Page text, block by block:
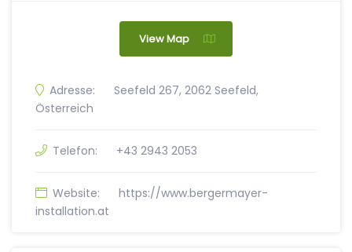
View Map
Adresse:
Seefeld 267, 2062 Seefeld,
Österreich
Telefon: +43 2943 2053
Website:
https://www.bergermayer-
installation.at